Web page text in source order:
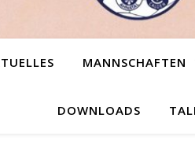
MANNSCHAFTEN
DOWNLOADS